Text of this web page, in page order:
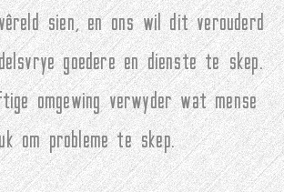
sien, en ons wil dit verouderd
goedere en dienste te skep.
omgewing verwyder wat mense
om probleme te skep.